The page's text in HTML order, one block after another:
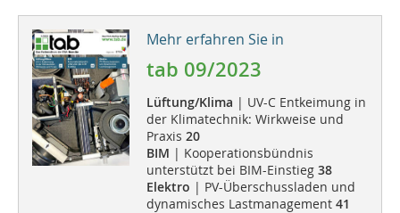
Mehr erfahren Sie in
tab 09/2023
Lüftung/Klima | UV-C Entkeimung in
der Klimatechnik: Wirkweise und
Praxis 20
BIM | Kooperationsbündnis
unterstützt bei BIM-Einstieg 38
Elektro | PV-Überschussladen und
dynamisches Lastmanagement 41